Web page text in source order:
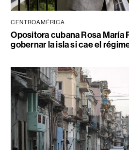
CENTROAMÉRICA
Opositora cubana Rosa María
gobernar la isla si cae el